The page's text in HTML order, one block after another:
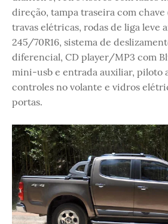
direção, tampa traseira com chave
travas elétricas, rodas de liga leve
245/70R16, sistema de
diferencial, CD player/MP3 com
mini-usb e entrada auxiliar, piloto
controles no volante e vidros
portas.